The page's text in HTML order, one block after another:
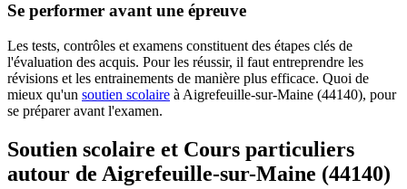
Se performer avant une épreuve
Les tests, contrôles et examens constituent des étapes clés de
l'évaluation des acquis. Pour les réussir, il faut entreprendre les
révisions et les entrainements de manière plus efficace. Quoi de
mieux qu'un soutien scolaire à Aigrefeuille-sur-Maine (44140), pour
se préparer avant l'examen.
Soutien scolaire et Cours particuliers
autour de Aigrefeuille-sur-Maine (44140)